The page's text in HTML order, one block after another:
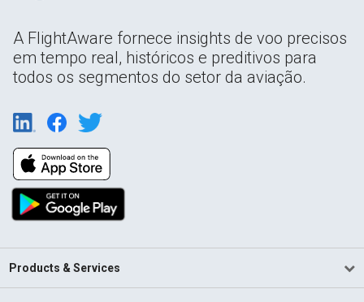
A FlightAware fornece insights de voo precisos
em tempo real, históricos e preditivos para
todos os segmentos do setor da aviação.
Products & Services